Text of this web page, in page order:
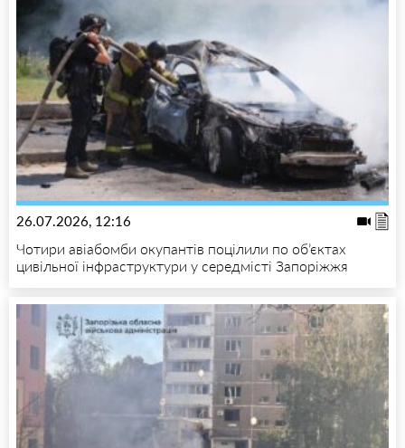
26.07.2026, 12:16
Чотири авіабомби окупантів поцілили по об’єктах
цивільної інфраструктури у середмісті Запоріжжя